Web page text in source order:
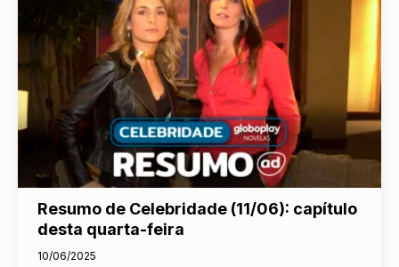
Resumo de Celebridade (11/06): capítulo
desta quarta-feira
10/06/2025